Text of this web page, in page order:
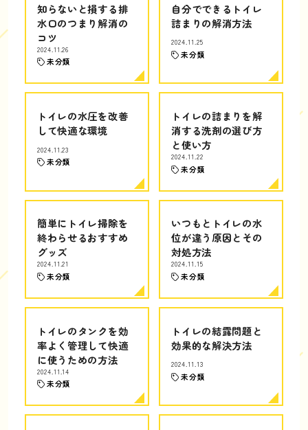
知らないと損する排
水口のつまり解消の
コツ
2024.11.26
未分類
自分でできるトイレ
詰まりの解消方法
2024.11.25
未分類
トイレの水圧を改善
して快適な環境
2024.11.23
未分類
トイレの詰まりを解
消する洗剤の選び方
と使い方
2024.11.22
未分類
簡単にトイレ掃除を
終わらせるおすすめ
グッズ
2024.11.21
未分類
いつもとトイレの水
位が違う原因とその
対処方法
2024.11.15
未分類
トイレのタンクを効
率よく管理して快適
に使うための方法
2024.11.14
未分類
トイレの結露問題と
効果的な解決方法
2024.11.13
未分類